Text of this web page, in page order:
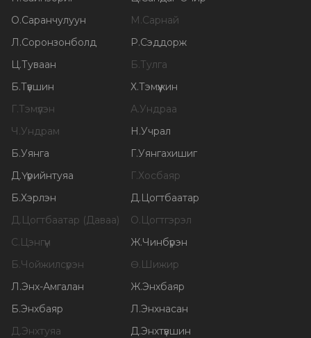
О.Саранчулуун М.Сарнай
Л.Соронзонболд Р.Сэддорж
Ц.Туваан Б.Тулга
Б.Түвшин Х.Тэмүүжин
Г.Тэмүүлэн А.Ундраа
Ч.Ундрам Н.Учрал
Б.Уянга Г.Уянгахишиг
Д.Үүрийнтуяа Г.Хосбаяр
Б.Хэрлэн Д.Цогтбаатар
Д.Цогтбаатар (Даваа) О.Цогтгэрэл
С.Цэнгүүн Ж.Чинбүрэн
Б.Чойжилсүрэн Ө.Шижир
Л.Энх-Амгалан Ж.Энхбаяр
Б.Энхбаяр Л.Энхнасан
Д.Энхтуяа Д.Энхтүвшин